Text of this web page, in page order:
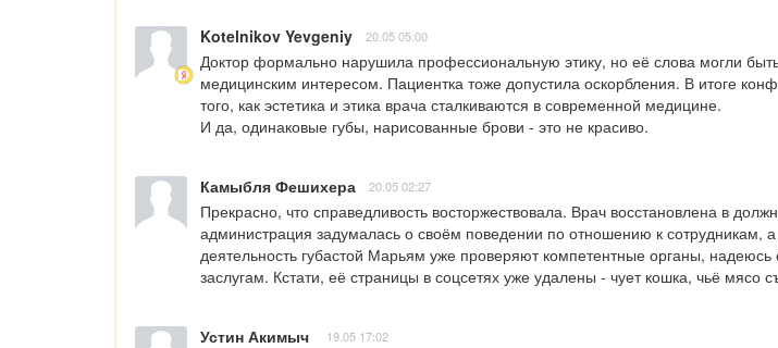
Kotelnikov Yevgeniy 20.05 05:00
Доктор формально нарушила профессиональную этику, но её слова могли
медицинским интересом. Пациентка тоже допустила оскорбления. В итоге
того, как эстетика и этика врача сталкиваются в современной медицине.
И да, одинаковые губы, нарисованные брови - это не красиво.
Камыбля Фешихера 20.05 02:27
Прекрасно, что справедливость восторжествовала. Врач восстановлена в
администрация задумалась о своём поведении по отношению к сотрудникам,
деятельность губастой Марьям уже проверяют компетентные органы, надеюсь
заслугам. Кстати, её страницы в соцсетях уже удалены - чует кошка, чьё мясо
Устин Акимыч 19.05 17:02